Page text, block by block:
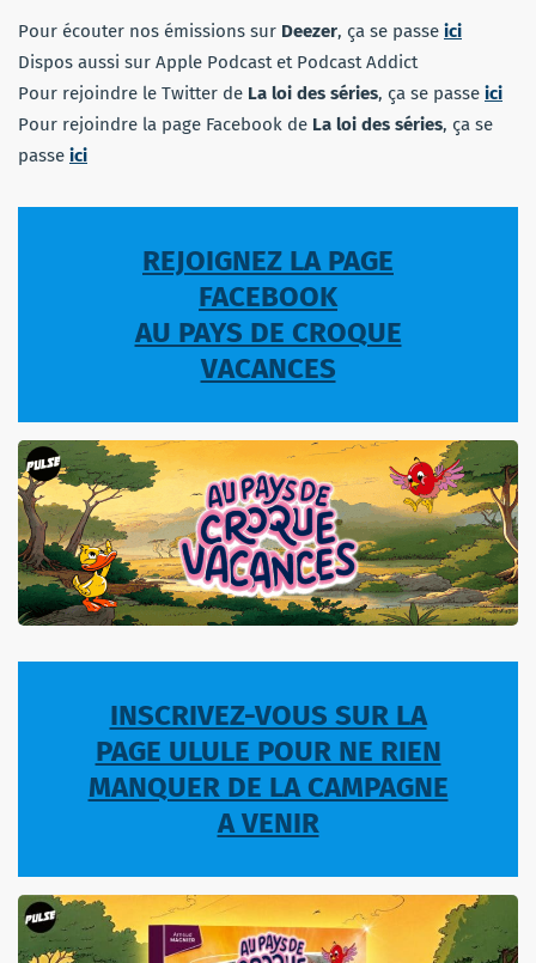
Pour écouter nos émissions sur Deezer, ça se passe ici
Dispos aussi sur Apple Podcast et Podcast Addict
Pour rejoindre le Twitter de La loi des séries, ça se passe ici
Pour rejoindre la page Facebook de La loi des séries, ça se
passe ici
REJOIGNEZ LA PAGE
FACEBOOK
AU PAYS DE CROQUE
VACANCES
INSCRIVEZ-VOUS SUR LA
PAGE ULULE POUR NE RIEN
MANQUER DE LA CAMPAGNE
A VENIR